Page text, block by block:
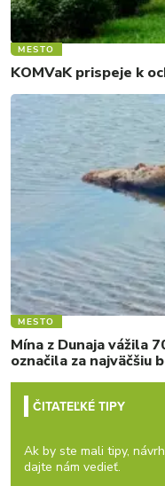
MESTO
KOMVaK prispeje k
MESTO
Mína z Dunaja vážila
označila za najväčšiu
ČITATEĽKÉ TIPY
Ak by ste mali tipy,
dajte nám vedieť.